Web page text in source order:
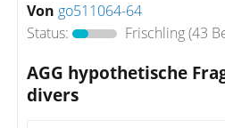
Von go511064-64
Status:
Frischling(43
AGG hypothetische
divers